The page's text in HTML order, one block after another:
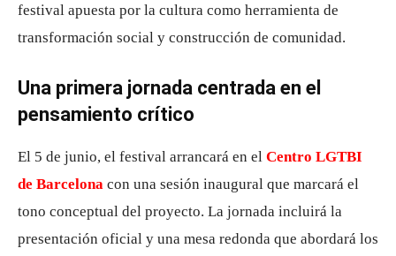
festival apuesta por la cultura como herramienta de
transformación social y construcción de comunidad.
Una primera jornada centrada en el
pensamiento crítico
El 5 de junio, el festival arrancará en el Centro LGTBI
de Barcelona con una sesión inaugural que marcará el
tono conceptual del proyecto. La jornada incluirá la
presentación oficial y una mesa redonda que abordará los